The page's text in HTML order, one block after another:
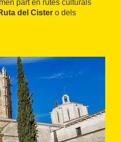
part en rutes culturals
del Cister o dels